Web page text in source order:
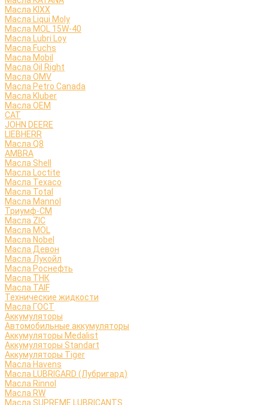
Масла KIXX
Масла Liqui Moly
Масла MOL 15W-40
Масла Lubri Loy
Масла Fuchs
Масла Mobil
Масла Oil Right
Масла OMV
Масла Petro Canada
Масла Kluber
Масла OEM
CAT
JOHN DEERE
LIEBHERR
Масла Q8
AMBRA
Масла Shell
Масла Loctite
Масла Texaco
Масла Total
Масла Mannol
Триумф-СМ
Масла ZIC
Масла MOL
Масла Nobel
Масла Девон
Масла Лукойл
Масла Роснефть
Масла ТНК
Масла TAIF
Технические жидкости
Масла ГОСТ
Аккумуляторы
Автомобильные аккумуляторы
Аккумуляторы Medalist
Аккумуляторы Standart
Аккумуляторы Tiger
Масла Havens
Масла LUBRIGARD (Лубригард)
Масла Rinnol
Масла RW
Масла SUPREME LUBRICANTS